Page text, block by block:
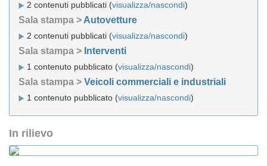
2 contenuti pubblicati (visualizza/nascondi)
Sala stampa > Autovetture
2 contenuti pubblicati (visualizza/nascondi)
Sala stampa > Interventi
1 contenuto pubblicato (visualizza/nascondi)
Sala stampa > Veicoli commerciali e industriali
1 contenuto pubblicato (visualizza/nascondi)
In rilievo